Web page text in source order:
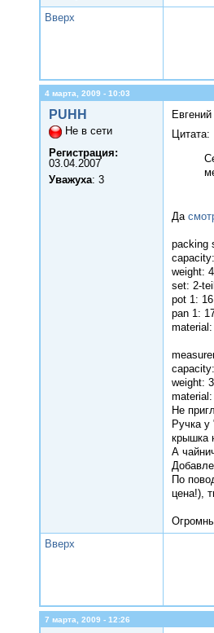
Вверх
4 марта, 2009 - 10:03
PUHH
Не в сети
Регистрация:
03.04.2007
Уважуха: 3
Евгений
Цитата:
Да
packing
weight:
set: 2-
pot 1:
pan 1:
weight:
Не
Ручка у
крышка
А
По
цена!),
Вверх
7 марта, 2009 - 12:26